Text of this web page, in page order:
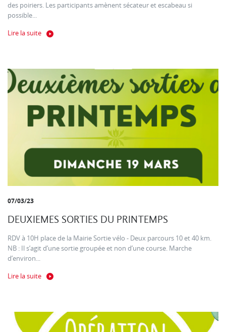
des poiriers. Les participants amènent sécateur et escabeau si
possible...
Lire la suite
07/03/23
DEUXIEMES SORTIES DU PRINTEMPS
RDV à 10H place de la Mairie Sortie vélo - Deux parcours 10 et 40 km.
NB : Il s’agit d’une sortie groupée et non d’une course. Marche
d’environ...
Lire la suite